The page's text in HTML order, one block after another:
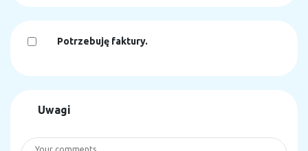
Potrzebuję faktury.
Uwagi